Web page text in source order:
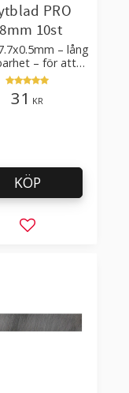
PRO
10st
– lång
– för att
kartong, tapet
golvmaterial
31 KR
Lägg till i
KÖP